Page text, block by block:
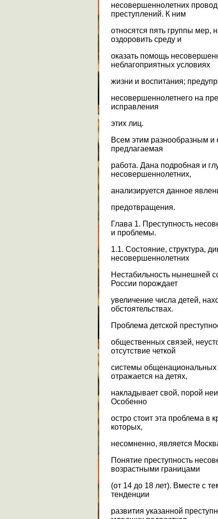
несовершеннолетних
преступлений. К ним
относятся пять группы мер,
оздоровить среду и
оказать помощь
неблагоприятных условиях
жизни и воспитания;
несовершеннолетнего на
исправления
этих лиц.
Всем этим разнообразным
предлагаемая
работа. Дана подробная и
несовершеннолетних,
анализируется данное
предотвращения.
Глава 1. Преступность
и проблемы.
1.1. Состояние, структура,
несовершеннолетних
Нестабильность нынешней
России порождает
увеличение числа детей,
обстоятельствах.
Проблема детской
общественных связей,
отсутствие четкой
системы общенациональных
отражается на детях,
накладывает свой, порой
Особенно
остро стоит эта проблема в
которых,
несомненно, является
Понятие преступность
возрастными границами
(от 14 до 18 лет). Вместе с
тенденции
развития указанной